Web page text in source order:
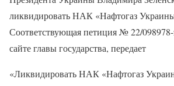
ликвидировать НАК «Нафтогаз
Соответствующая петиция № 22/
сайте главы государства, передает
«Ликвидировать НАК «Нафтогаз